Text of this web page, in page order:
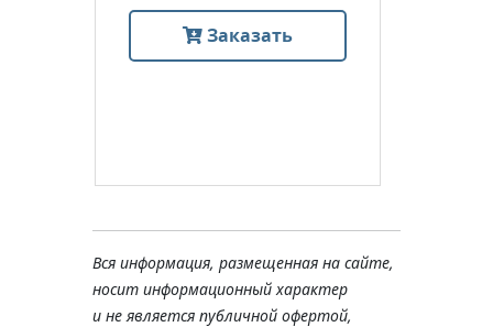
Заказать
Вся информация, размещенная на сайте,
носит информационный характер
и не является публичной офертой,